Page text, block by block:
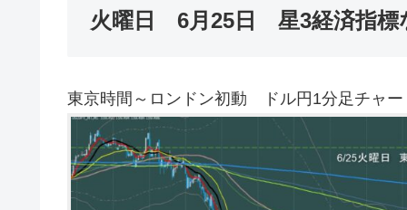
火曜日 6月25日 星3経済指標
東京時間～ロンドン初動 ドル円1分足チャー